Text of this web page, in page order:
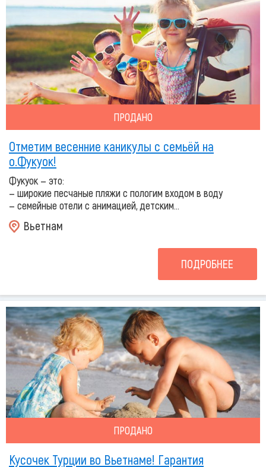
ПРОДАНО
Отметим весенние каникулы с семьёй на
о.Фукуок!
Фукуок — это:
— широкие песчаные пляжи с пологим входом в воду
— семейные отели с анимацией, детским...
Вьетнам
ПОДРОБНЕЕ
ПРОДАНО
Кусочек Турции во Вьетнаме! Гарантия